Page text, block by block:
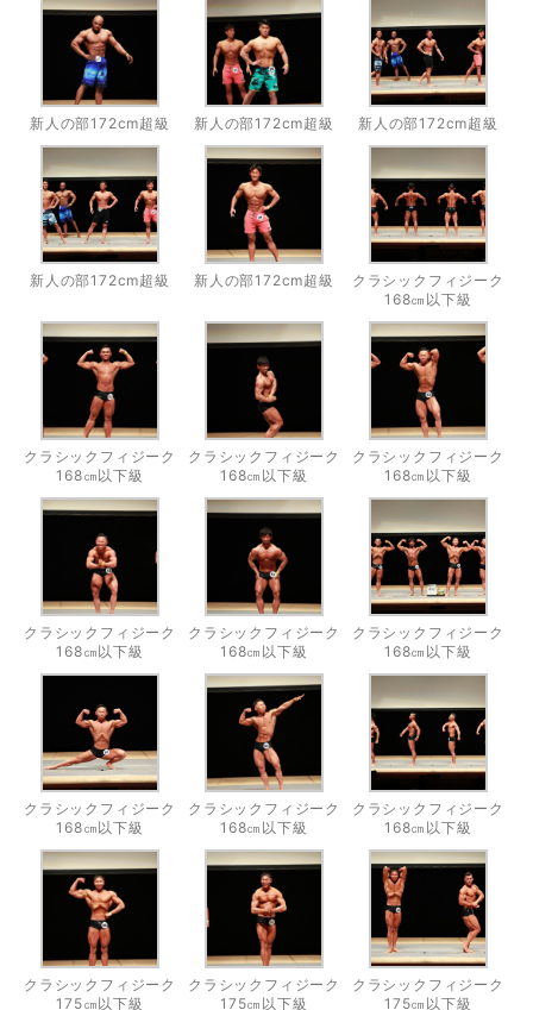
新人の部172cm超級 新人の部172cm超級 新人の部172cm超級
新人の部172cm超級 新人の部172cm超級
クラシックフィジーク
168㎝以下級
クラシックフィジーク
168㎝以下級
クラシックフィジーク
168㎝以下級
クラシックフィジーク
168㎝以下級
クラシックフィジーク
168㎝以下級
クラシックフィジーク
168㎝以下級
クラシックフィジーク
168㎝以下級
クラシックフィジーク
168㎝以下級
クラシックフィジーク
168㎝以下級
クラシックフィジーク
168㎝以下級
クラシックフィジーク
175㎝以下級
クラシックフィジーク
175㎝以下級
クラシックフィジーク
175㎝以下級